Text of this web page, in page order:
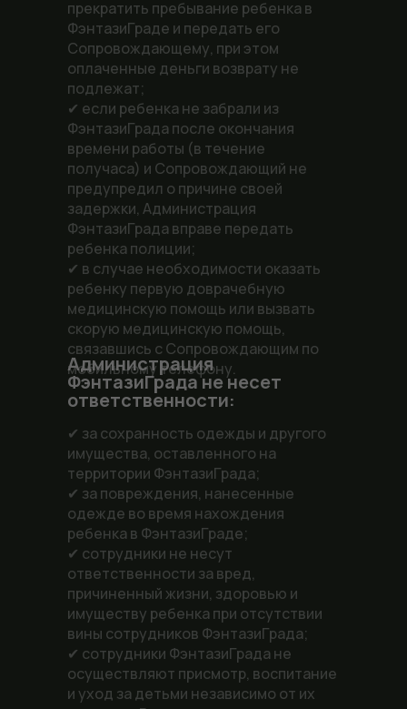
прекратить пребывание ребенка в
ФэнтазиГраде и передать его
Сопровождающему, при этом
оплаченные деньги возврату не
подлежат;
✔ если ребенка не забрали из
ФэнтазиГрада после окончания
времени работы (в течение
получаса) и Сопровождающий не
предупредил о причине своей
задержки, Администрация
ФэнтазиГрада вправе передать
ребенка полиции;
✔ в случае необходимости оказать
ребенку первую доврачебную
медицинскую помощь или вызвать
скорую медицинскую помощь,
связавшись с Сопровождающим по
мобильному телефону.
Администрация
ФэнтазиГрада не несет
ответственности:
✔ за сохранность одежды и другого
имущества, оставленного на
территории ФэнтазиГрада;
✔ за повреждения, нанесенные
одежде во время нахождения
ребенка в ФэнтазиГраде;
✔ сотрудники не несут
ответственности за вред,
причиненный жизни, здоровью и
имуществу ребенка при отсутствии
вины сотрудников ФэнтазиГрада;
✔ сотрудники ФэнтазиГрада не
осуществляют присмотр, воспитание
и уход за детьми независимо от их